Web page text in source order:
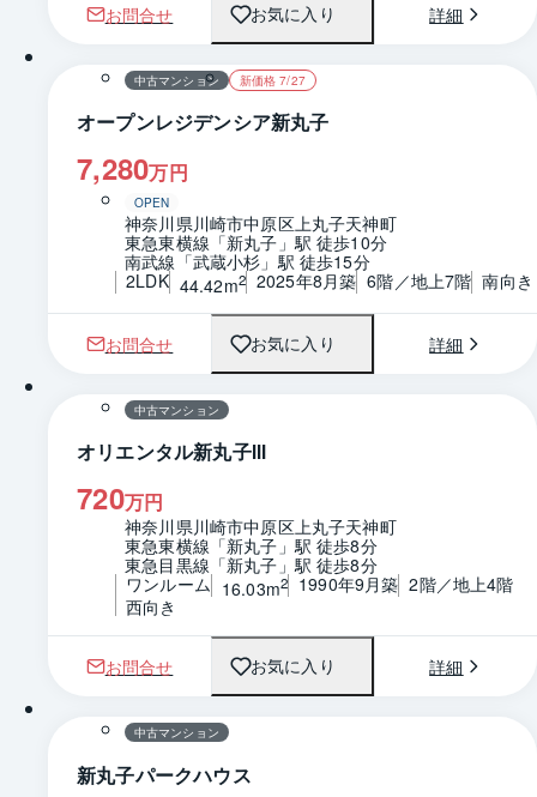
お問合せ お気に入り 詳細
1 / 0 間取り
中古マンション 新価格 7/27
オープンレジデンシア新丸子
7,280万円
OPEN
神奈川県川崎市中原区上丸子天神町
東急東横線「新丸子」駅 徒歩10分
南武線「武蔵小杉」駅 徒歩15分
2LDK 44.42m2 2025年8月築 6階／地上7階 南向き
お問合せ お気に入り 詳細
1 / 0 間取り
中古マンション
オリエンタル新丸子Ⅲ
720万円
神奈川県川崎市中原区上丸子天神町
東急東横線「新丸子」駅 徒歩8分
東急目黒線「新丸子」駅 徒歩8分
ワンルーム 16.03m2 1990年9月築 2階／地上4階
西向き
お問合せ お気に入り 詳細
1 / 0 間取り
中古マンション
新丸子パークハウス